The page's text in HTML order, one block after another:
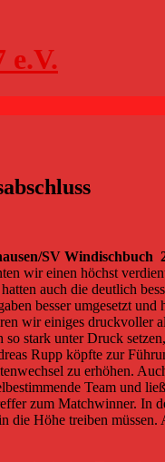
e.V.
SV Windischbuch
wir einen höchst
hatten auch die deutlich
besser umgesetzt
wir einiges druckvoller
so stark unter Druck
Rupp köpfte zur
zu erhöhen.
Team und
zum Matchwinner. In
die Höhe treiben